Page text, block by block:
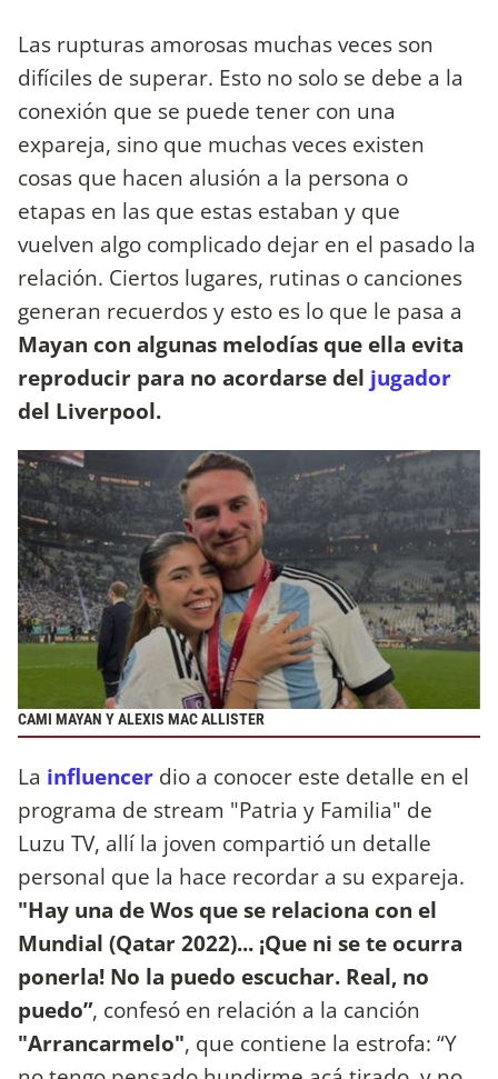
Las rupturas amorosas muchas veces son
difíciles de superar. Esto no solo se debe a la
conexión que se puede tener con una
expareja, sino que muchas veces existen
cosas que hacen alusión a la persona o
etapas en las que estas estaban y que
vuelven algo complicado dejar en el pasado la
relación. Ciertos lugares, rutinas o canciones
generan recuerdos y esto es lo que le pasa a
Mayan con algunas melodías que ella evita
reproducir para no acordarse del jugador
del Liverpool.
CAMI MAYAN Y ALEXIS MAC ALLISTER
La influencer dio a conocer este detalle en el
programa de stream "Patria y Familia" de
Luzu TV, allí la joven compartió un detalle
personal que la hace recordar a su expareja.
"Hay una de Wos que se relaciona con el
Mundial (Qatar 2022)... ¡Que ni se te ocurra
ponerla! No la puedo escuchar. Real, no
puedo”, confesó en relación a la canción
"Arrancarmelo", que contiene la estrofa: “Y